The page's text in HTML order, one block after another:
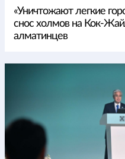
«Уничтожают легкие
снос холмов на Кок-
алматинцев